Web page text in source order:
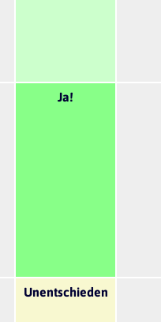
Ja!
Unentschieden